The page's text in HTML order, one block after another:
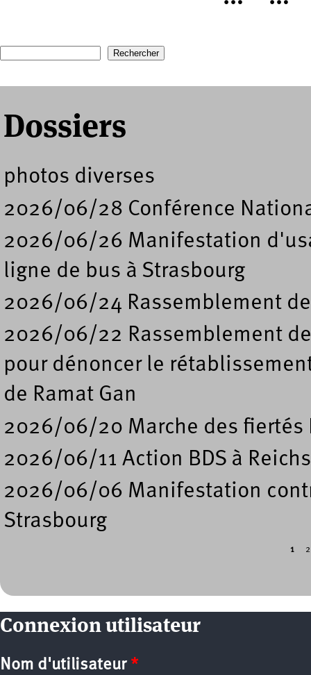
Formulaire de recherche
Dossiers
photos diverses
2026/06/28 Conférence
2026/06/26 Manifestation
ligne de bus à Strasbourg
2026/06/24 Rassemblement
2026/06/22 Rassemblement
pour dénoncer le
de Ramat Gan
2026/06/20 Marche des fiertés
2026/06/11 Action BDS à
2026/06/06 Manifestation
Strasbourg
1 2
Connexion utilisateur
Nom d'utilisateur *